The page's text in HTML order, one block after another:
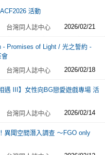
活動
台灣同人誌中心 2026/02/21
- Promises of Light / 光之誓約 -
會
台灣同人誌中心
2026/02/18
遇 III】女性向BG戀愛遊戲專場 活
台灣同人誌中心
2026/02/14
異聞空間潛入調查 ～FGO only